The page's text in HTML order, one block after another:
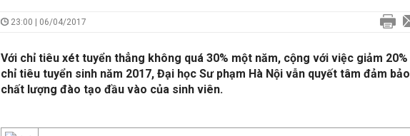
23:00 | 06/04/2017
Với chỉ tiêu xét tuyển thẳng không quá 30% một năm, cộng với việc giảm 20%
chỉ tiêu tuyển sinh năm 2017, Đại học Sư phạm Hà Nội vẫn quyết tâm đảm bảo
chất lượng đào tạo đầu vào của sinh viên.